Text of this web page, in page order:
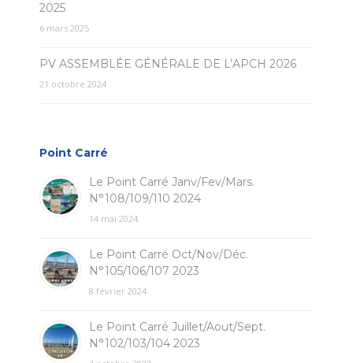
2025
6 mars 2025
PV ASSEMBLÉE GÉNÉRALE DE L’APCH 2026
21 octobre 2024
Point Carré
Le Point Carré Janv/Fev/Mars.
N°108/109/110 2024
14 mai 2024
Le Point Carré Oct/Nov/Déc.
N°105/106/107 2023
8 février 2024
Le Point Carré Juillet/Aout/Sept.
N°102/103/104 2023